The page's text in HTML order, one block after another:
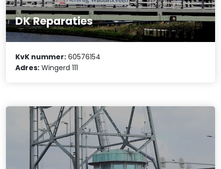
DK Reparaties
KvK nummer: 60576154
Adres: Wingerd 111